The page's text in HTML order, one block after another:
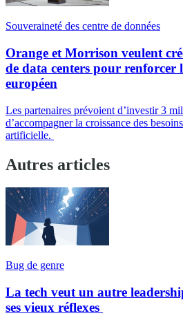
Souveraineté des centre de données
Orange et Morrison veulent
de data centers pour renforcer
européen
Les partenaires prévoient d’investir 3
d’accompagner la croissance des
artificielle.
Autres articles
Bug de genre
La tech veut un autre
ses vieux réflexes